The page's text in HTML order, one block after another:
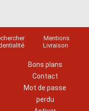
Mentions
Livraison
Bons plans
Contact
Mot de passe
perdu